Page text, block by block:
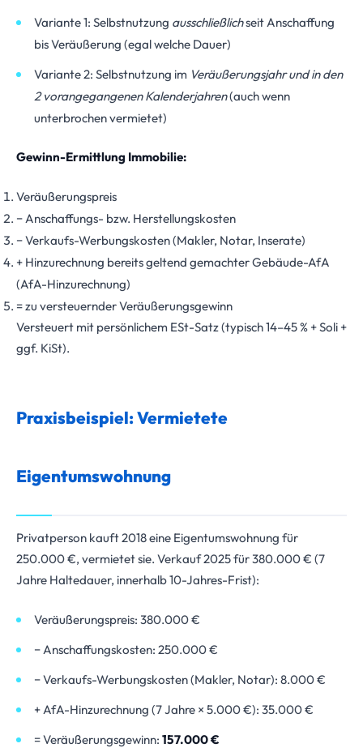
Variante 1: Selbstnutzung ausschließlichseit Anschaffung
bis Veräußerung (egal welche Dauer)
Variante 2: Selbstnutzung im Veräußerungsjahr und in den
2 vorangegangenen Kalenderjahren(auch wenn
unterbrochen vermietet)
Gewinn-Ermittlung Immobilie:
Veräußerungspreis
− Anschaffungs- bzw. Herstellungskosten
− Verkaufs-Werbungskosten (Makler, Notar, Inserate)
+ Hinzurechnung bereits geltend gemachter Gebäude-AfA
(AfA-Hinzurechnung)
= zu versteuernder Veräußerungsgewinn
Versteuert mit persönlichem ESt-Satz (typisch 14–45 % + Soli +
ggf. KiSt).
Praxisbeispiel: Vermietete
Eigentumswohnung
Privatperson kauft 2018 eine Eigentumswohnung für
250.000 €, vermietet sie. Verkauf 2025 für 380.000 € (7
Jahre Haltedauer, innerhalb 10-Jahres-Frist):
Veräußerungspreis: 380.000 €
− Anschaffungskosten: 250.000 €
− Verkaufs-Werbungskosten (Makler, Notar): 8.000 €
+ AfA-Hinzurechnung (7 Jahre × 5.000 €): 35.000 €
= Veräußerungsgewinn: 157.000 €